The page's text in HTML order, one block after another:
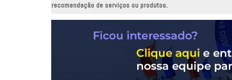
recomendação de serviços ou produtos.